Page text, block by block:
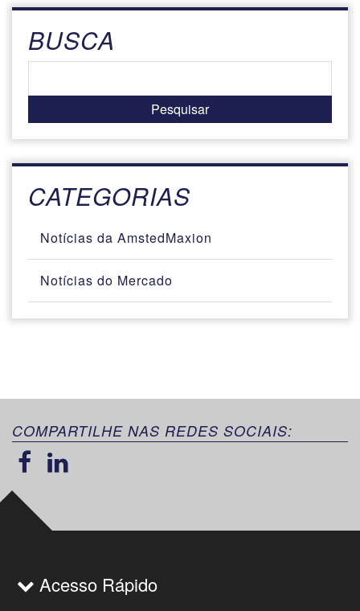
BUSCA
CATEGORIAS
Notícias da AmstedMaxion
Notícias do Mercado
COMPARTILHE NAS REDES SOCIAIS:
Acesso Rápido